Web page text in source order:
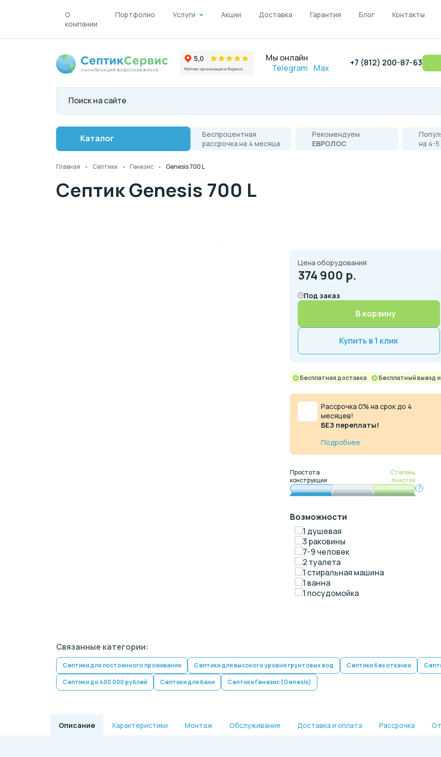
О
компании
Портфолио Услуги Акции Доставка Гарантия Блог Контакты
Мы онлайн
Telegram
Max +7 (812) 200-87-63
Каталог
Беспроцентная
рассрочка на 4 месяца
Рекомендуем
ЕВРОЛОС
на 4-
Главная Септики Генезис Genesis 700 L
Септик Genesis 700 L
Цена оборудования
374 900 р.
Под заказ
В корзину
Купить в 1 клик
Бесплатная доставка Бесплатный выезд
Рассрочка 0% на срок до 4
месяцев!
БЕЗ переплаты!
Подробнее
Простота
конструкции
Степень
очистки
?
Возможности
1 душевая
3 раковины
7-9 человек
2 туалета
1 стиральная машина
1 ванна
1 посудомойка
Связанные категории:
Септики для постоянного проживания Септики для высокого уровня грунтовых вод Септики без откачки
Септики до 400 000 рублей
Септики для бани Септики Генезис (Genesis)
Описание Характеристики Монтаж Обслуживание Доставка и оплата Рассрочка